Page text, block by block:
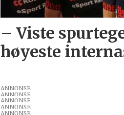
– Viste
høyeste
ANNONSE
ANNONSE
ANNONSE
ANNONSE
ANNONSE